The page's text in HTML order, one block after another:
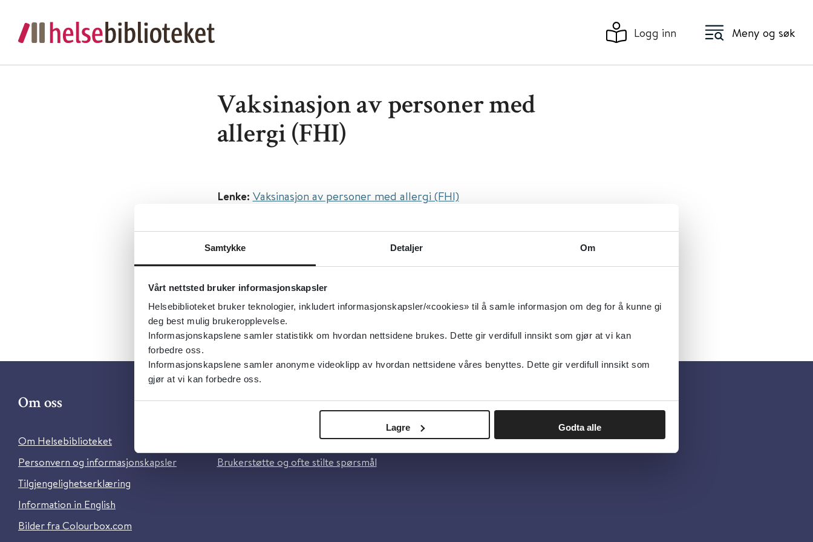
Samtykke Detaljer Om
Vårt nettsted bruker informasjonskapsler
Helsebiblioteket bruker teknologier, inkludert informasjonskapsler/«cookies» til å samle informasjon om deg for å kunne gi
deg best mulig brukeropplevelse.
Informasjonskapslene samler statistikk om hvordan nettsidene brukes. Dette gir verdifull innsikt som gjør at vi kan
forbedre oss.
Informasjonskapslene samler anonyme videoklipp av hvordan nettsidene våres benyttes. Dette gir verdifull innsikt som
gjør at vi kan forbedre oss.
Lagre Godta alle
Logg inn Meny og søk
Vaksinasjon av personer med
allergi (FHI)
Lenke: Vaksinasjon av personer med allergi (FHI)
Om oss
Om Helsebiblioteket
Personvern og informasjonskapsler
Tilgjengelighetserklæring
Information in English
Bilder fra Colourbox.com
Kontakt oss
Ansatte i Helsebiblioteket
Brukerstøtte og ofte stilte spørsmål